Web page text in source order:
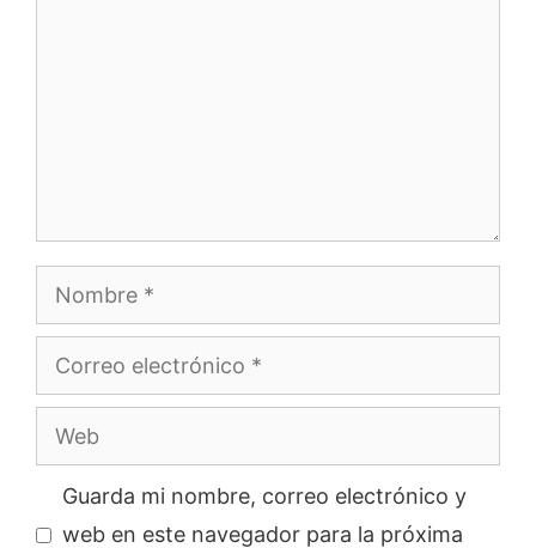
Nombre
Correo
electrónico
Web
Guarda mi nombre, correo electrónico y
web en este navegador para la próxima